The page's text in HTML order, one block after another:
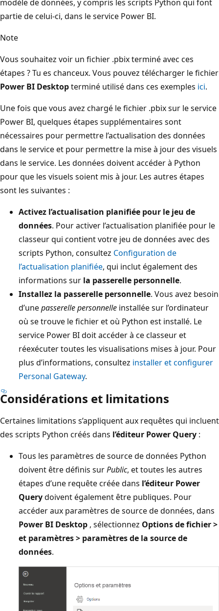
modèle de données, y compris les scripts Python qui font
partie de celui-ci, dans le service Power BI.
Note
Vous souhaitez voir un fichier .pbix terminé avec ces
étapes ? Tu es chanceux. Vous pouvez télécharger le fichier
Power BI Desktopterminé utilisé dans ces exemples ici.
Une fois que vous avez chargé le fichier .pbix sur le service
Power BI, quelques étapes supplémentaires sont
nécessaires pour permettre l’actualisation des données
dans le service et pour permettre la mise à jour des visuels
dans le service. Les données doivent accéder à Python
pour que les visuels soient mis à jour. Les autres étapes
sont les suivantes :
Activez l’actualisation planifiée pour le jeu de
données. Pour activer l’actualisation planifiée pour le
classeur qui contient votre jeu de données avec des
scripts Python, consultez Configuration de
l’actualisation planifiée, qui inclut également des
informations sur la passerelle personnelle.
Installez la passerelle personnelle. Vous avez besoin
d’unepasserelle personnelle installée sur l’ordinateur
où se trouve le fichier et où Python est installé. Le
service Power BI doit accéder à ce classeur et
réexécuter toutes les visualisations mises à jour. Pour
plus d’informations, consultez installer et configurer
Personal Gateway.
Considérations et limitations
Certaines limitations s’appliquent aux requêtes qui incluent
des scripts Python créés dans l’éditeur Power Query :
Tous les paramètres de source de données Python
doivent être définis surPublic, et toutes les autres
étapes d’une requête créée dans l’éditeur Power
Querydoivent également être publiques. Pour
accéder aux paramètres de source de données, dans
Power BI Desktop , sélectionnez Options de fichier >
et paramètres > paramètres de la source de
données.